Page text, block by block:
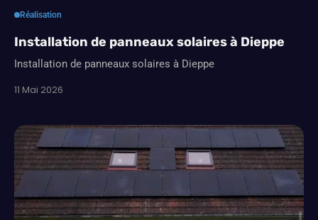
Réalisation
Installation de panneaux solaires à Dieppe
Installation de panneaux solaires à Dieppe
11 Mai 2026